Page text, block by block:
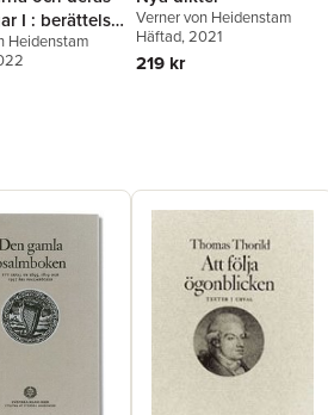
I : berättelser
gamla
Heidenstam
Verner von Heidenstam
Häftad, 2021
219 kr